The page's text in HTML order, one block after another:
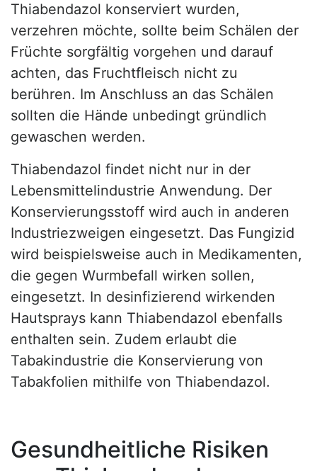
Thiabendazol konserviert wurden,
verzehren möchte, sollte beim Schälen der
Früchte sorgfältig vorgehen und darauf
achten, das Fruchtfleisch nicht zu
berühren. Im Anschluss an das Schälen
sollten die Hände unbedingt gründlich
gewaschen werden.
Thiabendazol findet nicht nur in der
Lebensmittelindustrie Anwendung. Der
Konservierungsstoff wird auch in anderen
Industriezweigen eingesetzt. Das Fungizid
wird beispielsweise auch in Medikamenten,
die gegen Wurmbefall wirken sollen,
eingesetzt. In desinfizierend wirkenden
Hautsprays kann Thiabendazol ebenfalls
enthalten sein. Zudem erlaubt die
Tabakindustrie die Konservierung von
Tabakfolien mithilfe von Thiabendazol.
Gesundheitliche Risiken